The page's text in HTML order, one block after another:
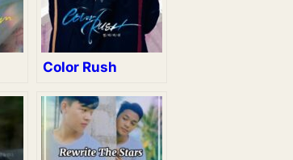
Color Rush